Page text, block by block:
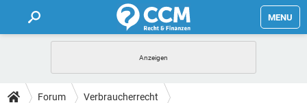
MENU
FORUM
Forum Verbraucherrecht